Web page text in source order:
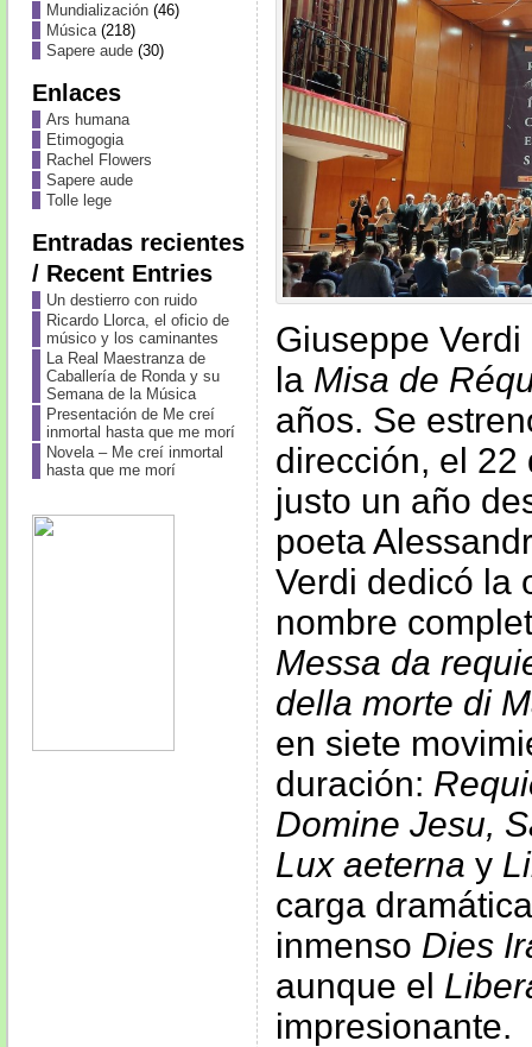
Mundialización(46)
Música(218)
Sapere aude(30)
Enlaces
Ars humana
Etimogogia
Rachel Flowers
Sapere aude
Tolle lege
Entradas recientes
/ Recent Entries
Un destierro con ruido
Ricardo Llorca, el oficio de
músico y los caminantes
La Real Maestranza de
Caballería de Ronda y su
Semana de la Música
Presentación de Me creí
inmortal hasta que me morí
Novela – Me creí inmortal
hasta que me morí
Giuseppe
la Misa de
años. Se
dirección, el 22
justo un año
poeta
Verdi dedicó la
nombre
Messa da
della morte di
en siete
duración:
Domine Jesu,
Lux aeterna y
carga
inmenso Dies
aunque el
impresionante.